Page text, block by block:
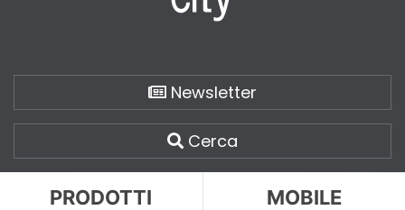
Newsletter
Cerca
PRODOTTI MOBILE